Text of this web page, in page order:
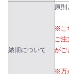
納期について
原則
※こ
ご注
がご
※万